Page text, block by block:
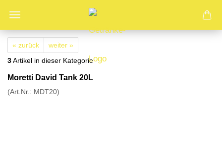
« zurück
weiter »
3Artikel in dieser Kategorie
Moretti David Tank 20L
(Art.Nr.: MDT20)